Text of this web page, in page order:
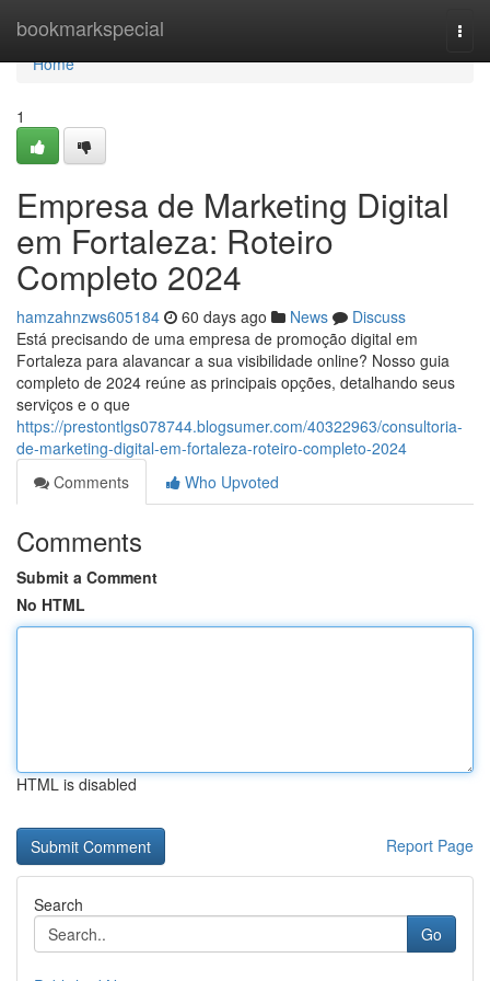
bookmarkspecial
Home
Home
1
Empresa de Marketing Digital
em Fortaleza: Roteiro
Completo 2024
hamzahnzws605184 60 days ago News
Discuss
Está precisando de uma empresa de promoção digital em
Fortaleza para alavancar a sua visibilidade online? Nosso guia
completo de 2024 reúne as principais opções, detalhando seus
serviços e o que
https://prestontlgs078744.blogsumer.com/40322963/consultoria-
de-marketing-digital-em-fortaleza-roteiro-completo-2024
Comments
Who Upvoted
Comments
Submit a Comment
No HTML
HTML is disabled
Report Page
Search
Go